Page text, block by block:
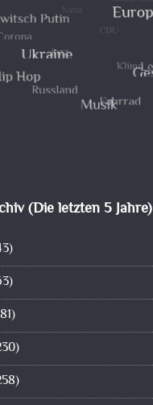
(Die letzten 5 Jahre)